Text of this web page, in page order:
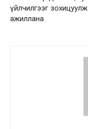
үйлчилгээг зохицуулж
ажиллана